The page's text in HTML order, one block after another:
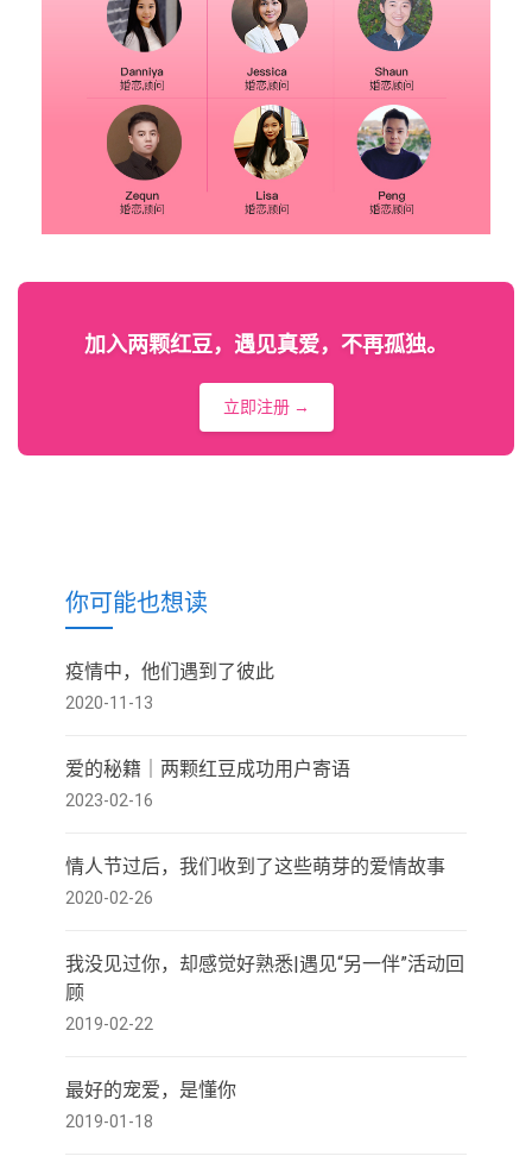
加入两颗红豆，遇见真爱，不再孤独。
立即注册 →
你可能也想读
疫情中，他们遇到了彼此
2020-11-13
爱的秘籍｜两颗红豆成功用户寄语
2023-02-16
情人节过后，我们收到了这些萌芽的爱情故事
2020-02-26
我没见过你，却感觉好熟悉|遇见“另一伴”活动回
顾
2019-02-22
最好的宠爱，是懂你
2019-01-18